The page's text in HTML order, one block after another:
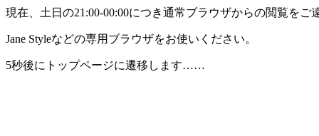
現在、土日の21:00-00:00につき通常ブラウザからの閲覧をご
Jane Styleなどの専用ブラウザをお使いください。
5秒後にトップページに遷移します……